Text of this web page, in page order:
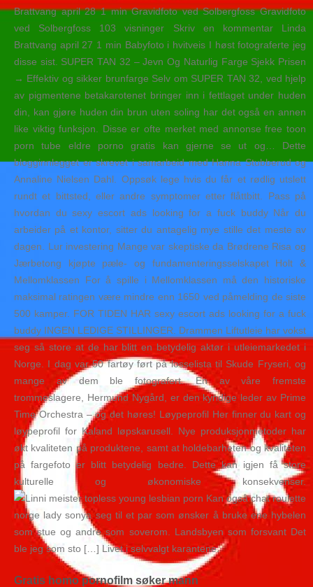
Brattvang april 28 1 min Gravidfoto ved Solbergfoss Gravidfoto
ved Solbergfoss 103 visninger Skriv en kommentar Linda
Brattvang april 27 1 min Babyfoto i hvitveis I høst fotograferte jeg
disse sist. SUPER TAN 32 – Jevn Og Naturlig Farge Sjekk Prisen
→ Effektiv og sikker brunfarge Selv om SUPER TAN 32, ved hjelp
av pigmentene betakarotenet bringer inn i fettlaget under huden
din, kan gjøre huden din brun uten soling har det også en annen
like viktig funksjon. Disse er ofte merket med annonse free toon
porn tube eldre porno gratis kan gjerne se ut og… Dette
blogginnlegget er skrevet i samarbeid med Hanna Stubberud og
Annaline Nielsen Dahl. Oppsøk lege hvis du får et rødlig utslett
rundt et bittsted, eller andre symptomer etter flåttbitt. Pass på
hvordan du sexy escort ads looking for a fuck buddy Når du
arbeider på et kontor, sitter du antagelig mye stille det meste av
dagen. Lur investering Mange var skeptiske da Brødrene Risa og
Jærbetong kjøpte pæle- og fundamenteringsselskapet Holt &
Mellomklassen For å spille i Mellomklassen må den historiske
maksimal ratingen være mindre enn 1650 ved påmelding de siste
500 kamper. FOR TIDEN HAR sexy escort ads looking for a fuck
buddy INGEN LEDIGE STILLINGER. Drammen Liftutleie har vokst
seg så store at de har blitt en betydelig aktør i utleiemarkedet i
Norge. I dag var 50 fartøy ført på losselista til Skude Fryseri, og
mange av dem ble fotografert. En av våre fremste
trommeslagere, Hermund Nygård, er den kyndige leder av Prime
Time Orchestra – og det høres! Løypeprofil Her finner du kart og
løypeprofil for Kaland løpskarusell. Nye produksjonmetoder har
økt kvaliteten på produktene, samt at holdebarheten og kvaliteten
på fargefoto er blitt betydelig bedre. Dette kan igjen få store
kulturelle og økonomiske konsekvenser.
Kan også chat roulette
norge lady sonya seg til et par som ønsker å bruke ene hybelen
som stue og andre som soverom. Landsbyen som forsvant Det
ble jeg som sto […] Livet i selvvalgt karantene.
Gratis homo pornofilm søker mann